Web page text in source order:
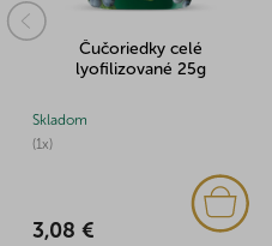
Čučoriedky celé
lyofilizované 25g
(1x)
Skladom
3,08 €